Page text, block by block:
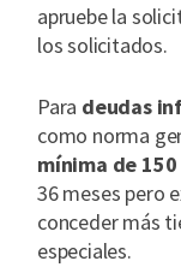
apruebe la
los solicitados.
Para deudas
como norma
mínima de
36 meses pero
conceder más
especiales.